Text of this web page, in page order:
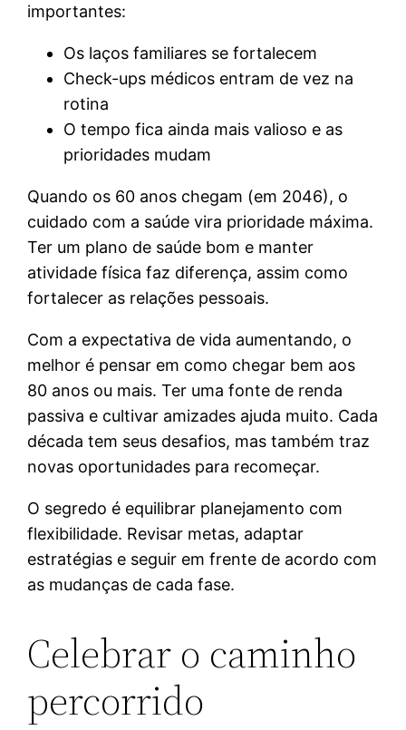
importantes:
Os laços familiares se fortalecem
Check-ups médicos entram de vez na
rotina
O tempo fica ainda mais valioso e as
prioridades mudam
Quando os 60 anos chegam (em 2046), o
cuidado com a saúde vira prioridade máxima.
Ter um plano de saúde bom e manter
atividade física faz diferença, assim como
fortalecer as relações pessoais.
Com a expectativa de vida aumentando, o
melhor é pensar em como chegar bem aos
80 anos ou mais. Ter uma fonte de renda
passiva e cultivar amizades ajuda muito. Cada
década tem seus desafios, mas também traz
novas oportunidades para recomeçar.
O segredo é equilibrar planejamento com
flexibilidade. Revisar metas, adaptar
estratégias e seguir em frente de acordo com
as mudanças de cada fase.
Celebrar o caminho
percorrido